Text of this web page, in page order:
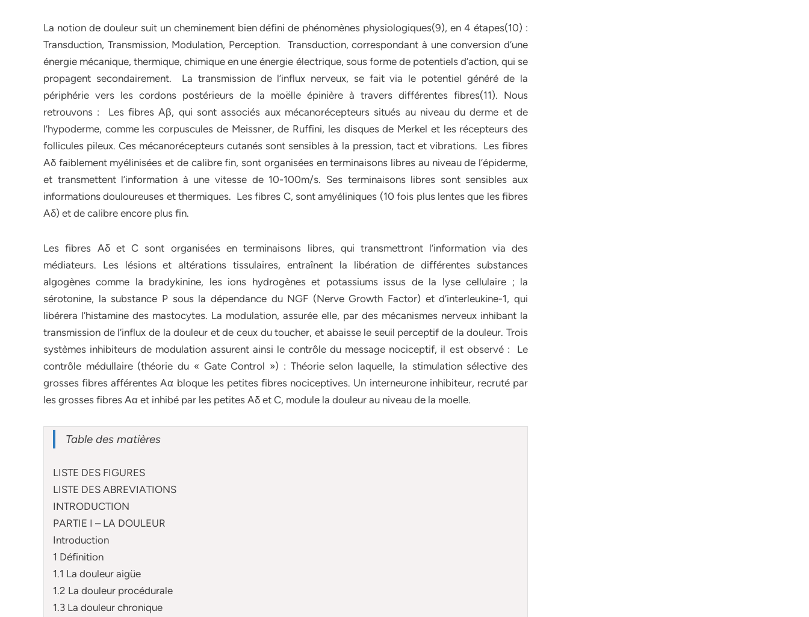
La notion de douleur suit un cheminement bien défini de phénomènes physiologiques(9), en 4 étapes(10) :
Transduction, Transmission, Modulation, Perception. Transduction, correspondant à une conversion d’une
énergie mécanique, thermique, chimique en une énergie électrique, sous forme de potentiels d’action, qui se
propagent secondairement. La transmission de l’influx nerveux, se fait via le potentiel généré de la
périphérie vers les cordons postérieurs de la moëlle épinière à travers différentes fibres(11). Nous
retrouvons : Les fibres Aβ, qui sont associés aux mécanorécepteurs situés au niveau du derme et de
l’hypoderme, comme les corpuscules de Meissner, de Ruffini, les disques de Merkel et les récepteurs des
follicules pileux. Ces mécanorécepteurs cutanés sont sensibles à la pression, tact et vibrations. Les fibres
Aδ faiblement myélinisées et de calibre fin, sont organisées en terminaisons libres au niveau de l’épiderme,
et transmettent l’information à une vitesse de 10-100m/s. Ses terminaisons libres sont sensibles aux
informations douloureuses et thermiques. Les fibres C, sont amyéliniques (10 fois plus lentes que les fibres
Aδ) et de calibre encore plus fin.
Les fibres Aδ et C sont organisées en terminaisons libres, qui transmettront l’information via des
médiateurs. Les lésions et altérations tissulaires, entraînent la libération de différentes substances
algogènes comme la bradykinine, les ions hydrogènes et potassiums issus de la lyse cellulaire ; la
sérotonine, la substance P sous la dépendance du NGF (Nerve Growth Factor) et d’interleukine-1, qui
libérera l’histamine des mastocytes. La modulation, assurée elle, par des mécanismes nerveux inhibant la
transmission de l’influx de la douleur et de ceux du toucher, et abaisse le seuil perceptif de la douleur. Trois
systèmes inhibiteurs de modulation assurent ainsi le contrôle du message nociceptif, il est observé : Le
contrôle médullaire (théorie du « Gate Control ») : Théorie selon laquelle, la stimulation sélective des
grosses fibres afférentes Aα bloque les petites fibres nociceptives. Un interneurone inhibiteur, recruté par
les grosses fibres Aα et inhibé par les petites Aδ et C, module la douleur au niveau de la moelle.
Table des matières
LISTE DES FIGURES
LISTE DES ABREVIATIONS
INTRODUCTION
PARTIE I – LA DOULEUR
Introduction
1 Définition
1.1 La douleur aigüe
1.2 La douleur procédurale
1.3 La douleur chronique